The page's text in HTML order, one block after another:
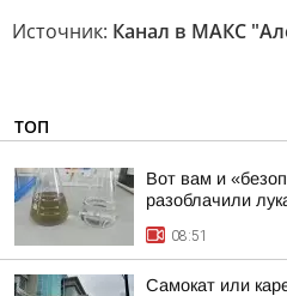
Источник: Канал в МАКС
ТОП
Вот вам и
разоблачили
08:51
Самокат или